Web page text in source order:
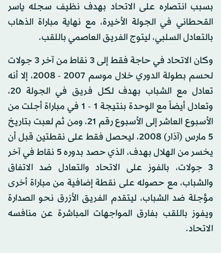
بسبب انتصاره على الاتحاد بهدف نظيف سجله ياسر
القحطاني في الجولة الأخيرة، مع نهاية مباراة الذهاب
بالتعادل السلبي، ليتوج الفريق العاصمي باللقب.
وكان الاتحاد في حاجة فقط إلى 3 نقاط من آخر 3 جولات
لحسم بطولة الدوري خلال موسم 2007 - 2008، إلا أنه
تعادل مع الشباب بهدف لكل فريق في الجولة 20،
وتعادل أيضاً مع الوحدة بنتيجة 1 - 1 في مباراة أجلت من
الأسبوع العاشر إلى الأسبوع رقم 21، ومن ثم لعبت بتاريخ
5 مارس (آذار) 2008، ليحصل فقط على نقطتين قبل أن
يخسر من الهلال بهدف، الذي حصد بدوره 5 نقاط في آخر
3 جولات، بالفوز على الاتحاد والتعادل ضد الاتفاق
والشباب، مع حصوله على نقطة إضافية من مباراة أخرى
مؤجلة ضد الشباب، ليتقدم الفريق الأزرق نحو الصدارة
ويفوز باللقب بفارق المواجهات المباشرة عن منافسه
الاتحاد.